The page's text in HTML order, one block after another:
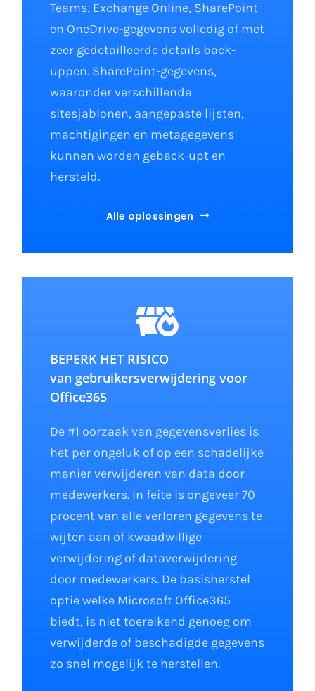
Teams, Exchange Online, SharePoint
en OneDrive-gegevens volledig of met
zeer gedetailleerde details back-
uppen. SharePoint-gegevens,
waaronder verschillende
sitesjablonen, aangepaste lijsten,
machtigingen en metagegevens
kunnen worden geback-upt en
hersteld.
Alle oplossingen
BEPERK HET RISICO
van gebruikersverwijdering voor
Office365
De #1 oorzaak van gegevensverlies is
het per ongeluk of op een schadelijke
manier verwijderen van data door
medewerkers. In feite is ongeveer 70
procent van alle verloren gegevens te
wijten aan of kwaadwillige
verwijdering of dataverwijdering
door medewerkers. De basisherstel
optie welke Microsoft Office365
biedt, is niet toereikend genoeg om
verwijderde of beschadigde gegevens
zo snel mogelijk te herstellen.